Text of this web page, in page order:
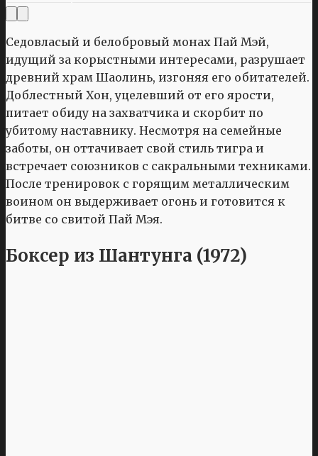
Седовласый и белобровый монах Пай Мэй,
идущий за корыстными интересами, разрушает
древний храм Шаолинь, изгоняя его обитателей.
Доблестный Хон, уцелевший от его ярости,
питает обиду на захватчика и скорбит по
убитому наставнику. Несмотря на семейные
заботы, он оттачивает свой стиль тигра и
встречает союзников с сакральными техниками.
После тренировок с горящим металлическим
воином он выдерживает огонь и готовится к
битве со свитой Пай Мэя.
Боксер из Шантунга (1972)